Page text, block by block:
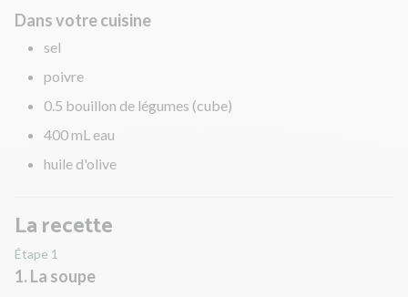
Dans votre cuisine
sel
poivre
0.5 bouillon de légumes (cube)
400 mL eau
huile d'olive
La recette
Étape 1
1. La soupe